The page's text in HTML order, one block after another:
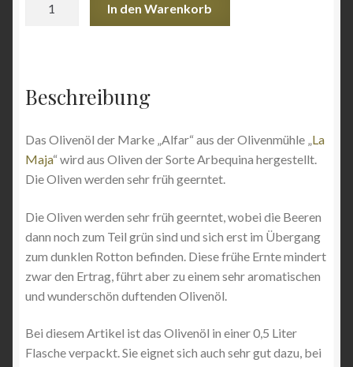
In den Warenkorb
Beschreibung
Das Olivenöl der Marke „Alfar“ aus der Olivenmühle „La
Maja“ wird aus Oliven der Sorte Arbequina hergestellt.
Die Oliven werden sehr früh geerntet.
Die Oliven werden sehr früh geerntet, wobei die Beeren
dann noch zum Teil grün sind und sich erst im Übergang
zum dunklen Rotton befinden. Diese frühe Ernte mindert
zwar den Ertrag, führt aber zu einem sehr aromatischen
und wunderschön duftenden Olivenöl.
Bei diesem Artikel ist das Olivenöl in einer 0,5 Liter
Flasche verpackt. Sie eignet sich auch sehr gut dazu, bei